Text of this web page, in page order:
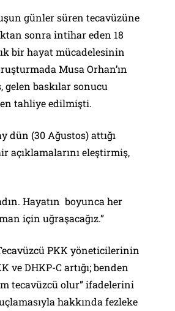
günler süren tecavüzüne
sonra intihar eden 18
bir hayat mücadelesinin
Musa Orhan’ın
baskılar sonucu
tahliye edilmişti.
(30 Ağustos) attığı
açıklamalarını eleştirmiş,
Hayatın boyunca her
için uğraşacağız.”
PKK yöneticilerinin
DHKP-C artığı; benden
tecavüzcü olur” ifadelerini
hakkında fezleke